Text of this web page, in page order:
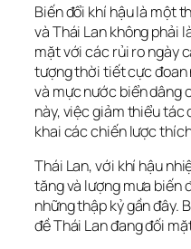
Biến đổi khí hậu là một
và Thái Lan không phải
mặt với các rủi ro ngày
tượng thời tiết cực đoan
và mực nước biển dâng
này, việc giảm thiểu
khai các chiến lược
Thái Lan, với khí hậu
tăng và lượng mưa biến
những thập kỷ gần đây.
đề Thái Lan đang đối